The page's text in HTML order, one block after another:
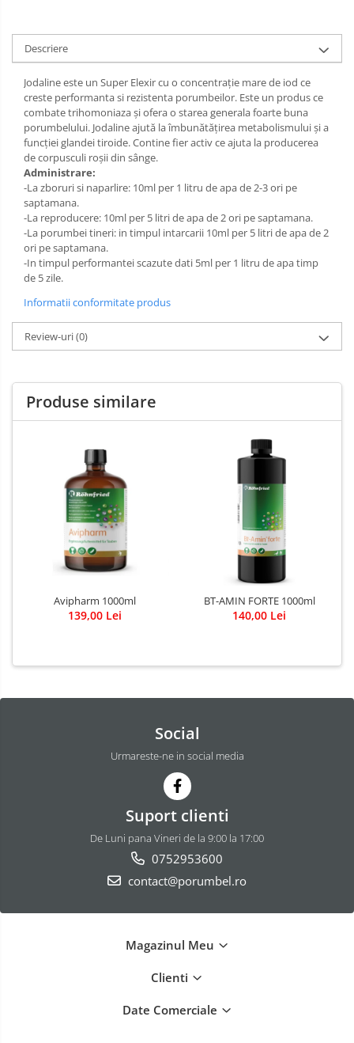
Descriere
Jodaline este un Super Elexir cu o concentrație mare de iod ce
creste performanta si rezistenta porumbeilor. Este un produs ce
combate trihomoniaza și ofera o starea generala foarte buna
porumbelului. Jodaline ajută la îmbunătățirea metabolismului și a
funcției glandei tiroide. Contine fier activ ce ajuta la producerea
de corpusculi roșii din sânge.
Administrare:
-La zboruri si naparlire: 10ml per 1 litru de apa de 2-3 ori pe
saptamana.
-La reproducere: 10ml per 5 litri de apa de 2 ori pe saptamana.
-La porumbei tineri: in timpul intarcarii 10ml per 5 litri de apa de 2
ori pe saptamana.
-In timpul performantei scazute dati 5ml per 1 litru de apa timp
de 5 zile.
Informatii conformitate produs
Review-uri(0)
Produse similare
Avipharm 1000ml
139,00 Lei
BT-AMIN FORTE 1000ml
140,00 Lei
Social
Urmareste-ne in social media
Suport clienti
De Luni pana Vineri de la 9:00 la 17:00
0752953600
contact@porumbel.ro
Magazinul Meu
Clienti
Date Comerciale